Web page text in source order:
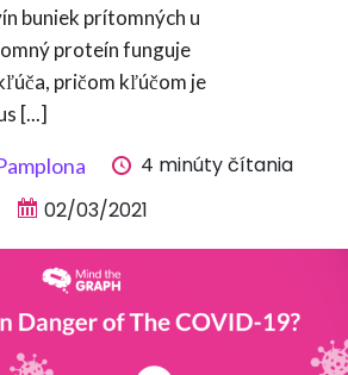
buniek prítomných u
proteín funguje
pričom kľúčom je
[...]
4 minúty čítania
02/03/2021